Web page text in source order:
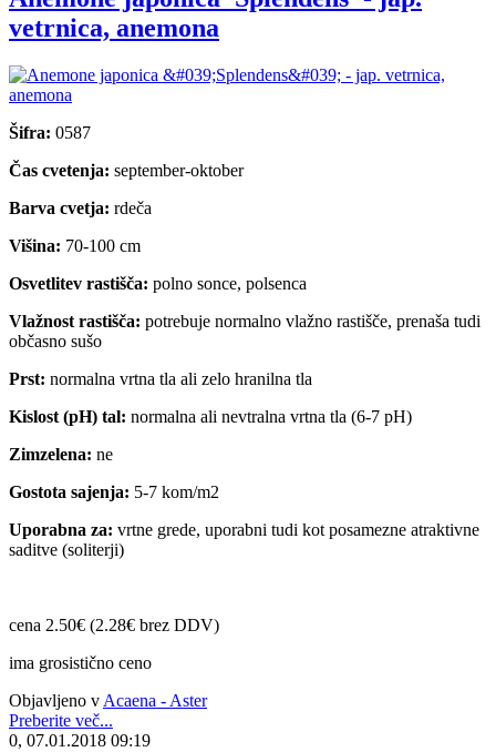
vetrnica, anemona
Šifra: 0587
Čas cvetenja: september-oktober
Barva cvetja: rdeča
Višina: 70-100 cm
Osvetlitev rastišča: polno sonce, polsenca
Vlažnost rastišča: potrebuje normalno vlažno rastišče, prenaša tudi
občasno sušo
Prst: normalna vrtna tla ali zelo hranilna tla
Kislost (pH) tal: normalna ali nevtralna vrtna tla (6-7 pH)
Zimzelena: ne
Gostota sajenja: 5-7 kom/m2
Uporabna za: vrtne grede, uporabni tudi kot posamezne atraktivne
saditve (soliterji)
cena 2.50€ (2.28€ brez DDV)
ima grosistično ceno
Objavljeno v Acaena - Aster
Preberite več...
0, 07.01.2018 09:19